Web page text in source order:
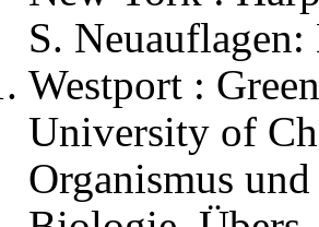
S.
Westport :
University of
Organismus